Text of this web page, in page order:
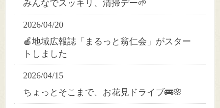
みんなでスッキリ、清掃デー🌱
2026/04/20
🍎地域広報誌「まるっと翁仁会」がスター
トしました
2026/04/15
ちょっとそこまで、お花見ドライブ🚌🌸